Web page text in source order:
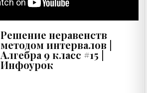
Решение неравенств
методом интервалов |
Алгебра 9 класс #15 |
Инфоурок